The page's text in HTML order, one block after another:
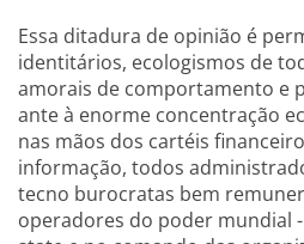
Essa ditadura de opinião é
identitários, ecologismos de
amorais de comportamento e
ante à enorme concentração
nas mãos dos cartéis
informação, todos
tecno burocratas bem
operadores do poder mundial